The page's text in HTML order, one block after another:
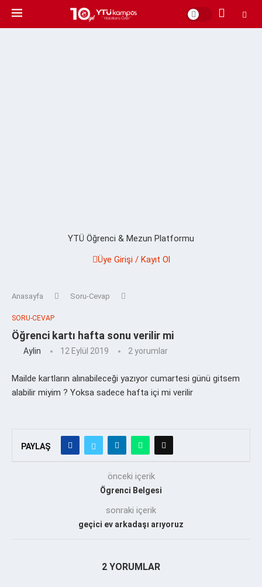
YTÜ Öğrenci & Mezun Platformu
Üye Girişi / Kayıt Ol
Anasayfa Soru-Cevap
SORU-CEVAP
Öğrenci kartı hafta sonu verilir mi
Aylin 12 Eylül 2019 2 yorumlar
Mailde kartların alınabileceği yazıyor cumartesi günü gitsem
alabilir miyim ? Yoksa sadece hafta içi mi verilir
PAYLAŞ
önceki içerik
Ögrenci Belgesi
sonraki içerik
geçici ev arkadaşı arıyoruz
2 YORUMLAR